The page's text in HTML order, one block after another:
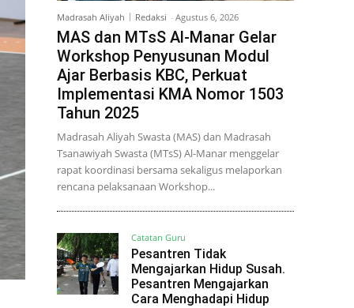
Madrasah Aliyah Redaksi - Agustus 6, 2026
MAS dan MTsS Al-Manar Gelar
Workshop Penyusunan Modul
Ajar Berbasis KBC, Perkuat
Implementasi KMA Nomor 1503
Tahun 2025
Madrasah Aliyah Swasta (MAS) dan Madrasah
Tsanawiyah Swasta (MTsS) Al-Manar menggelar
rapat koordinasi bersama sekaligus melaporkan
rencana pelaksanaan Workshop...
Catatan Guru
Pesantren Tidak
Mengajarkan Hidup Susah.
Pesantren Mengajarkan
Cara Menghadapi Hidup